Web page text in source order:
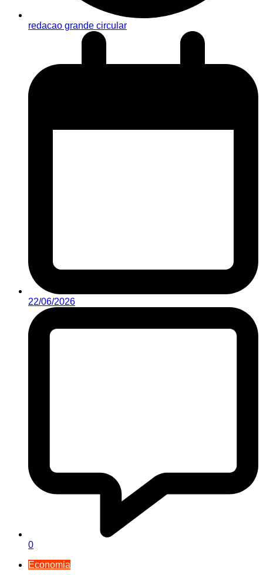
redacao grande circular
22/06/2026
0
Economia